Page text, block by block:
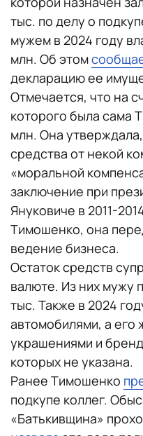
тыс. по делу о
мужем в 2024 году
млн. Об этом
декларацию ее
Отмечается, что на
которого была сама
млн. Она
средства от некой
«моральной
заключение при
Януковиче в 2011-
Тимошенко, она
ведение бизнеса.
Остаток средств
валюте. Из них мужу
тыс. Также в 2024
автомобилями, а
украшениями и
которых не указана.
Ранее Тимошенко
подкупе коллег.
«Батькивщина»